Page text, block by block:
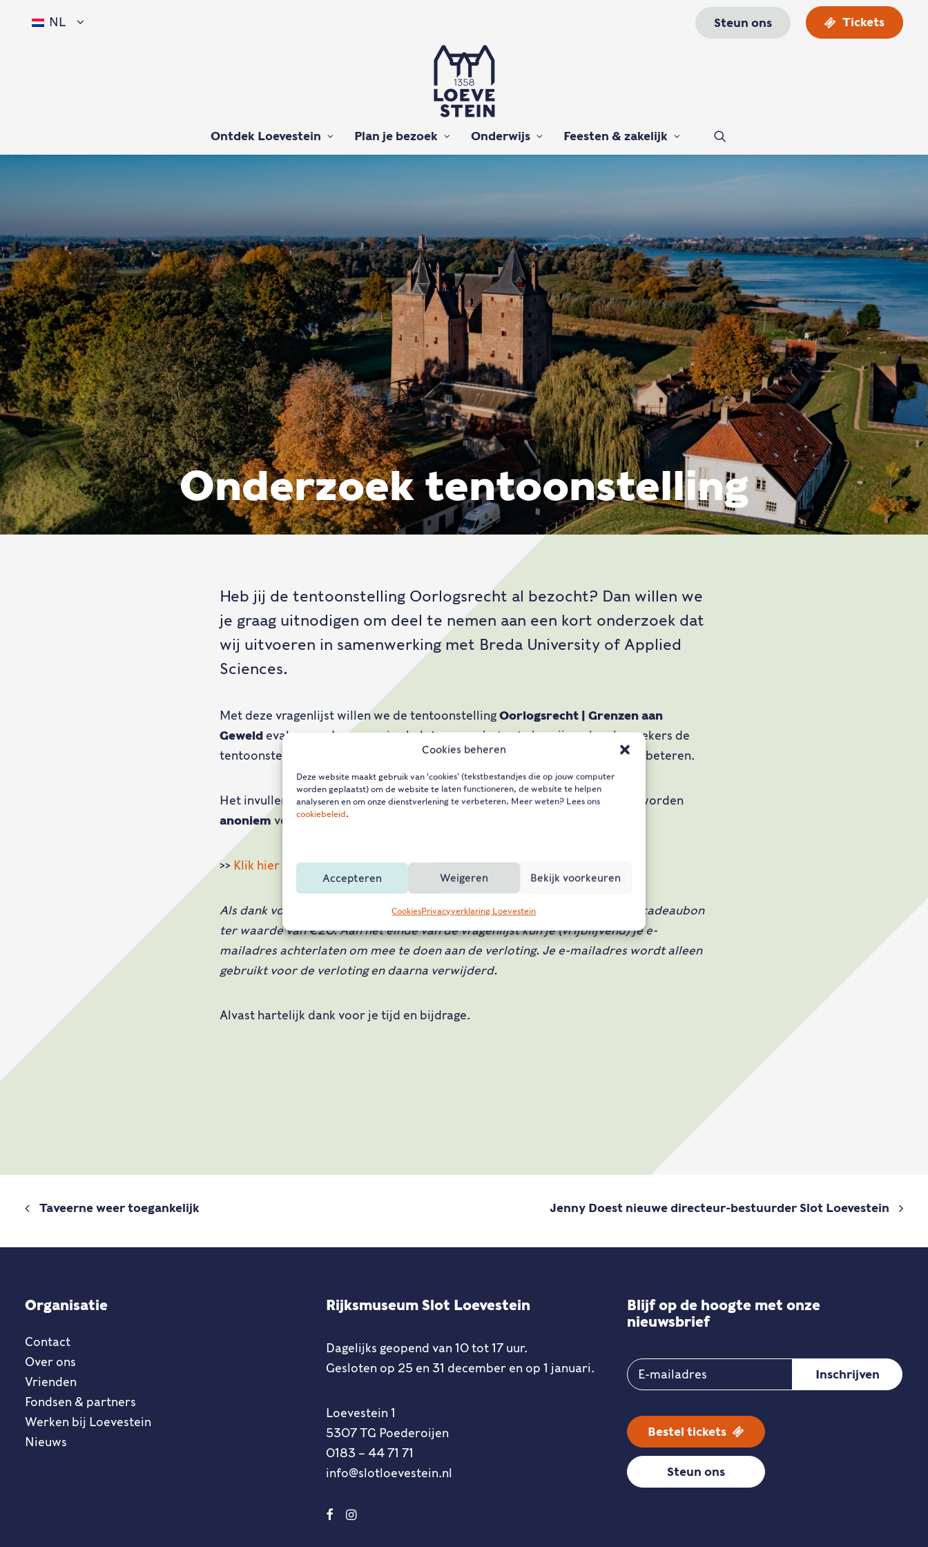
Cookies beheren
Deze website maakt gebruik van 'cookies' (tekstbestandjes die op jouw computer
worden geplaatst) om de website te laten functioneren, de website te helpen
analyseren en om onze dienstverlening te verbeteren. Meer weten? Lees ons
cookiebeleid.
Accepteren Weigeren Bekijk voorkeuren
CookiesPrivacyverklaring Loevestein
NL Steun ons Tickets
Ontdek Loevestein Plan je bezoek Onderwijs Feesten & zakelijk
Onderzoek tentoonstelling
Heb jij de tentoonstelling Oorlogsrecht al bezocht? Dan willen we
je graag uitnodigen om deel te nemen aan een kort onderzoek dat
wij uitvoeren in samenwerking met Breda University of Applied
Sciences.
Met deze vragenlijst willen we de tentoonstelling Oorlogsrecht | Grenzen aan
Geweld evalueren. Jouw mening helpt ons om beter te begrijpen hoe bezoekers de
tentoonstelling ervaren en om toekomstige tentoonstellingen verder te verbeteren.
Het invullen van de vragenlijst duurt ongeveer5 minuten. Je antwoorden worden
anoniem verwerkt.
>> Klik hier om mee te doen.
Als dank voor je deelname verloten we onder de deelnemers een Bol.com cadeaubon
ter waarde van €20. Aan het einde van de vragenlijst kun je (vrijblijvend) je e-
mailadres achterlaten om mee te doen aan de verloting. Je e-mailadres wordt alleen
gebruikt voor de verloting en daarna verwijderd.
Alvast hartelijk dank voor je tijd en bijdrage.
Taveerne weer toegankelijk Jenny Doest nieuwe directeur-bestuurder Slot Loevestein
Organisatie
Contact
Over ons
Vrienden
Fondsen & partners
Werken bij Loevestein
Nieuws
Rijksmuseum Slot Loevestein
Dagelijks geopend van 10 tot 17 uur.
Gesloten op 25 en 31 december en op 1 januari.
Loevestein 1
5307 TG Poederoijen
0183 – 44 71 71
info@slotloevestein.nl
Blijf op de hoogte met onze
nieuwsbrief
Bestel tickets
Steun ons